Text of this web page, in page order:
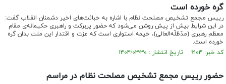
گره خورده است
رییس مجمع تشخیص مصلحت نظام با اشاره به خباثت‌های اخیر دشمنان انقلاب گفت:
در این شرایط بیش از پیش روشن می‌شود که حضور پربرکت و راهبری حکیمانه‌ی مقام
معظم رهبری (مدّظلّه‌العالی)، خیمه‌ استواری است که عزت و اقتدار این ملت بدان گره
خورده است.
کد خبر: ۶۱۰۴ تاریخ انتشار : ۱۴۰۴/۰۳/۳۰
حضور رییس مجمع تشخیص مصلحت نظام در مراسم